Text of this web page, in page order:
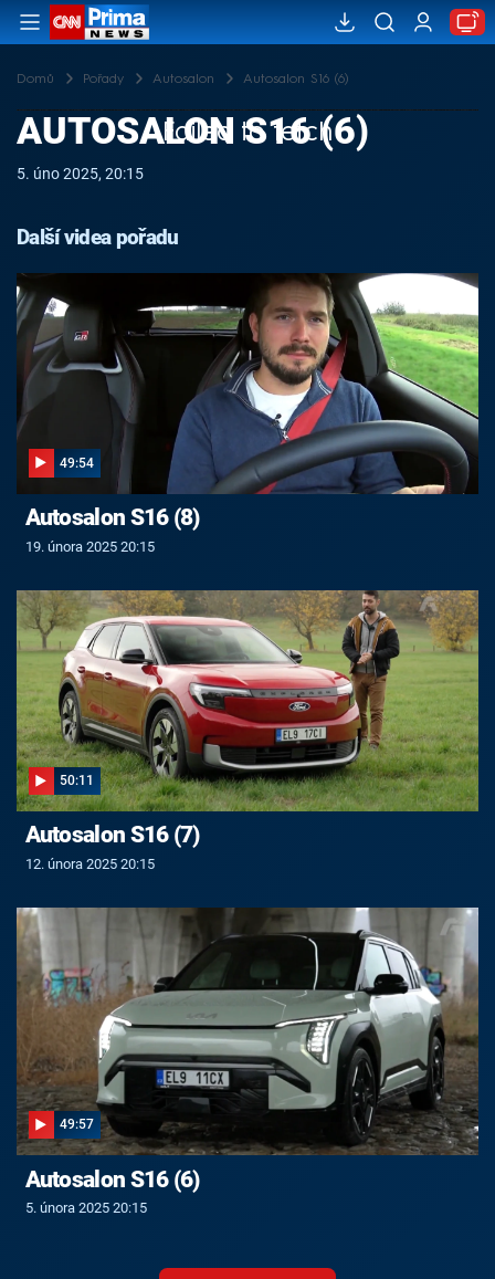
Domů Pořady Autosalon Autosalon S16 (6)
Failed to fetch
AUTOSALON S16 (6)
5. úno 2025, 20:15
Další videa pořadu
49:54
Autosalon S16 (8)
19. února 2025 20:15
50:11
Autosalon S16 (7)
12. února 2025 20:15
49:57
Autosalon S16 (6)
5. února 2025 20:15